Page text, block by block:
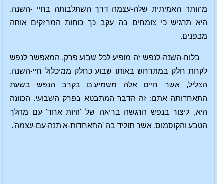
מהותה האמיתית שלה-עצמה דרך השתלבותה בחיי -השנה.
היא תרגיש כי צומחים בה עקב כך כוחות המחזקים אותה
מבפנים.
בלוח-השנה-לנפש זה מופיע לכל שבוע פרק, המאפשר לנפש
לקחת חלק במתרחש באותו שבוע כחלק ממיכלול חיי-השנה.
הצליל, אשר חיים אלה משמיעים בקרב הנפש בשעת
התאחדותה אתם: זה הדבר המתבטא בפרק השבועי. הכוונה
היא, ליצור בנפש הרגשה בריאה של 'היות אחד' עם מהלך
הטבע והקוסמוס, אשר תוליד בה 'התאחדות-איתנה-עם-עצמה'.